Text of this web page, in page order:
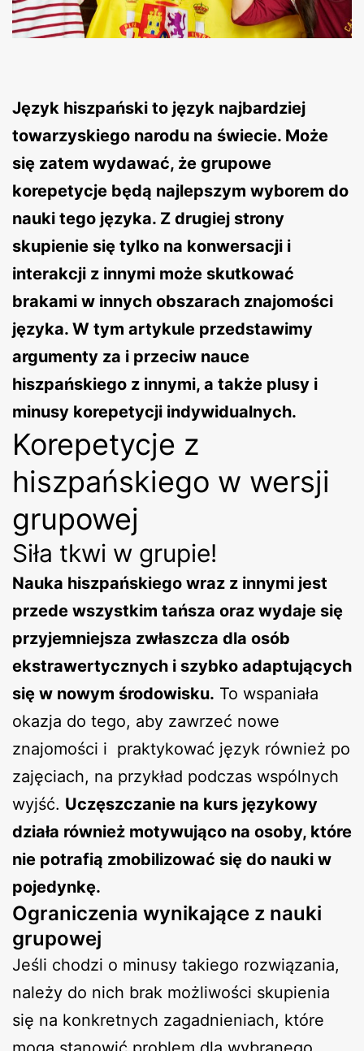
Język hiszpański to język najbardziej
towarzyskiego narodu na świecie. Może
się zatem wydawać, że grupowe
korepetycje będą najlepszym wyborem do
nauki tego języka. Z drugiej strony
skupienie się tylko na konwersacji i
interakcji z innymi może skutkować
brakami w innych obszarach znajomości
języka. W tym artykule przedstawimy
argumenty za i przeciw nauce
hiszpańskiego z innymi, a także plusy i
minusy korepetycji indywidualnych.
Korepetycje z
hiszpańskiego w wersji
grupowej
Siła tkwi w grupie!
Nauka hiszpańskiego wraz z innymi jest
przede wszystkim tańsza oraz wydaje się
przyjemniejsza zwłaszcza dla osób
ekstrawertycznych i szybko adaptujących
się w nowym środowisku. To wspaniała
okazja do tego, aby zawrzeć nowe
znajomości i praktykować język również po
zajęciach, na przykład podczas wspólnych
wyjść. Uczęszczanie na kurs językowy
działa również motywująco na osoby, które
nie potrafią zmobilizować się do nauki w
pojedynkę.
Ograniczenia wynikające z nauki
grupowej
Jeśli chodzi o minusy takiego rozwiązania,
należy do nich brak możliwości skupienia
się na konkretnych zagadnieniach, które